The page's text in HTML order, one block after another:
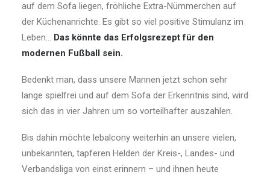
auf dem Sofa liegen, fröhliche Extra-Nümmerchen auf
der Küchenanrichte. Es gibt so viel positive Stimulanz im
Leben… Das könnte das Erfolgsrezept für den
modernen Fußball sein.
Bedenkt man, dass unsere Mannen jetzt schon sehr
lange spielfrei und auf dem Sofa der Erkenntnis sind, wird
sich das in vier Jahren um so vorteilhafter auszahlen.
Bis dahin möchte lebalcony weiterhin an unsere vielen,
unbekannten, tapferen Helden der Kreis-, Landes- und
Verbandsliga von einst erinnern – und ihnen heute